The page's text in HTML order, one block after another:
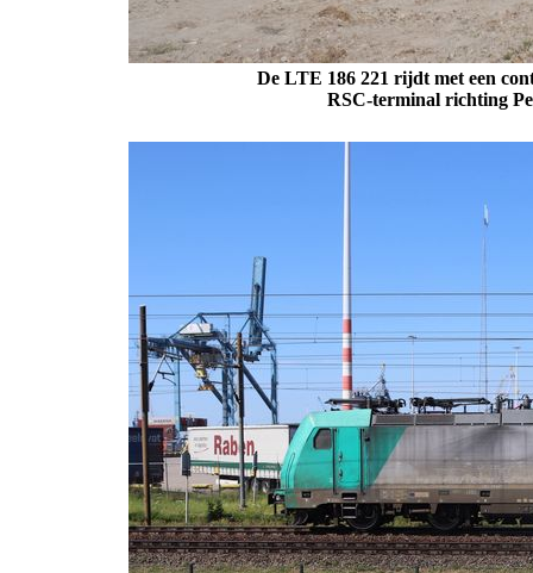
De LTE 186 221 rijdt met een
RSC-terminal richting